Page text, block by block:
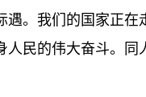
遇。我们的国家正
人民的伟大奋斗。